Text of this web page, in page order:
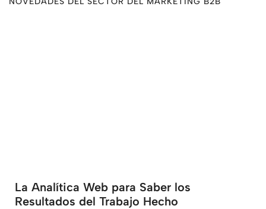
La Analítica Web para Saber los
Resultados del Trabajo Hecho